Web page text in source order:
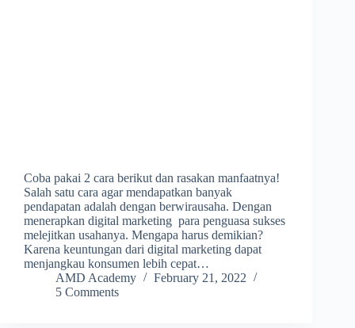
Coba pakai 2 cara berikut dan rasakan manfaatnya!
Salah satu cara agar mendapatkan banyak
pendapatan adalah dengan berwirausaha. Dengan
menerapkan digital marketing para penguasa sukses
melejitkan usahanya. Mengapa harus demikian?
Karena keuntungan dari digital marketing dapat
menjangkau konsumen lebih cepat…
AMD Academy
February 21, 2022
5 Comments